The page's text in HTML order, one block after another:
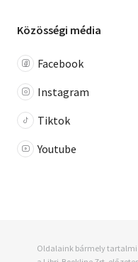
Közösségi média
Facebook
Instagram
Tiktok
Youtube
Oldalaink bármely tartalmi